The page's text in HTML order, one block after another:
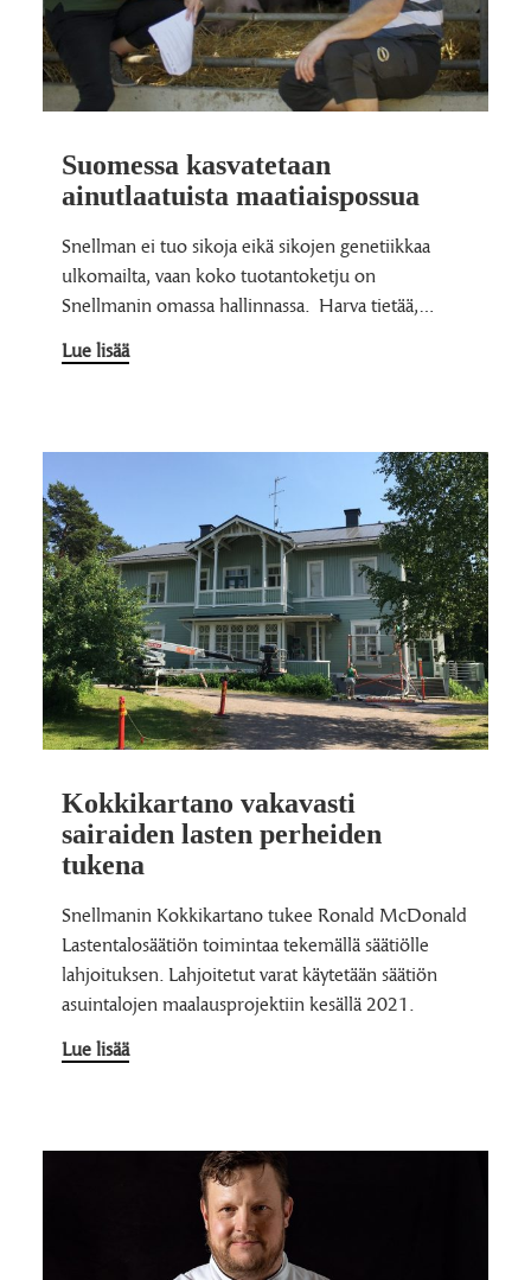
Suomessa kasvatetaan
ainutlaatuista maatiaispossua
Snellman ei tuo sikoja eikä sikojen genetiikkaa
ulkomailta, vaan koko tuotantoketju on
Snellmanin omassa hallinnassa. Harva tietää,…
Lue lisää
Kokkikartano vakavasti
sairaiden lasten perheiden
tukena
Snellmanin Kokkikartano tukee Ronald McDonald
Lastentalosäätiön toimintaa tekemällä säätiölle
lahjoituksen. Lahjoitetut varat käytetään säätiön
asuintalojen maalausprojektiin kesällä 2021.
Lue lisää